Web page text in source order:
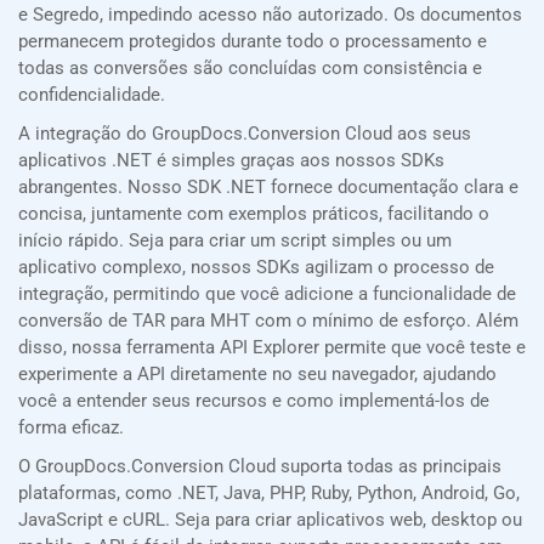
e Segredo, impedindo acesso não autorizado. Os documentos
permanecem protegidos durante todo o processamento e
todas as conversões são concluídas com consistência e
confidencialidade.
A integração do GroupDocs.Conversion Cloud aos seus
aplicativos .NET é simples graças aos nossos SDKs
abrangentes. Nosso SDK .NET fornece documentação clara e
concisa, juntamente com exemplos práticos, facilitando o
início rápido. Seja para criar um script simples ou um
aplicativo complexo, nossos SDKs agilizam o processo de
integração, permitindo que você adicione a funcionalidade de
conversão de TAR para MHT com o mínimo de esforço. Além
disso, nossa ferramenta API Explorer permite que você teste e
experimente a API diretamente no seu navegador, ajudando
você a entender seus recursos e como implementá-los de
forma eficaz.
O GroupDocs.Conversion Cloud suporta todas as principais
plataformas, como .NET, Java, PHP, Ruby, Python, Android, Go,
JavaScript e cURL. Seja para criar aplicativos web, desktop ou